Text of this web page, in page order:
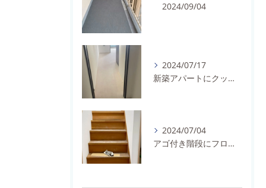
2024/09/04
2024/07/17
新築アパートにクッションフロアを施工しました。
2024/07/04
アゴ付き階段にフロアタイルとノンスリップを施工しました。